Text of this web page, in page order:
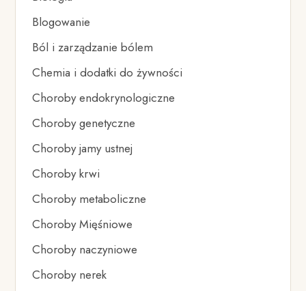
Blogowanie
Ból i zarządzanie bólem
Chemia i dodatki do żywności
Choroby endokrynologiczne
Choroby genetyczne
Choroby jamy ustnej
Choroby krwi
Choroby metaboliczne
Choroby Mięśniowe
Choroby naczyniowe
Choroby nerek